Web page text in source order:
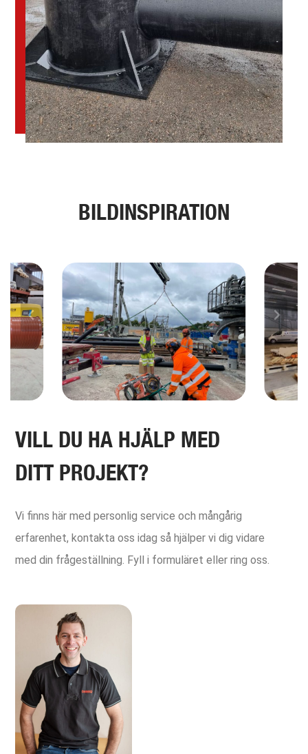
BILDINSPIRATION
VILL DU HA HJÄLP MED
DITT PROJEKT?
Vi finns här med personlig service och mångårig
erfarenhet, kontakta oss idag så hjälper vi dig vidare
med din frågeställning. Fyll i formuläret eller ring oss.